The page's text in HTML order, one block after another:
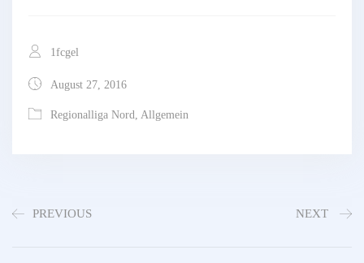
1fcgel
August 27, 2016
Regionalliga Nord Allgemein
PREVIOUS NEXT